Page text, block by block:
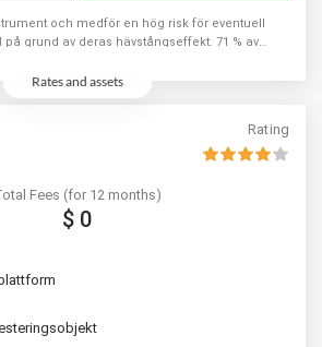
och medför en hög risk för eventuell
grund av deras hävstångseffekt. 71 % av
bör fundera på om du förstår hur CFD:er
råd att ta en hög risk för att förlora ditt kapital.
Rates and assets
Rating
Fees (for 12 months)
$ 0